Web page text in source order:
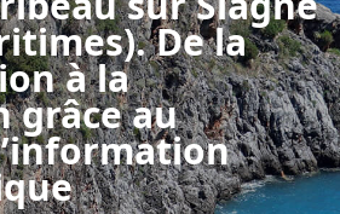
De la
à la
grâce au